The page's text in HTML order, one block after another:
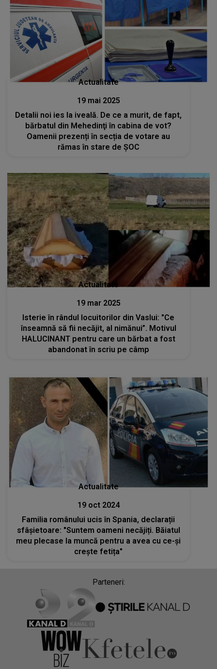
Actualitate
19 mai 2025
Detalii noi ies la iveală. De ce a murit, de fapt,
bărbatul din Mehedinţi în cabina de vot?
Oamenii prezenți în secția de votare au
rămas în stare de ȘOC
Actualitate
19 mar 2025
Isterie în rândul locuitorilor din Vaslui: "Ce
înseamnă să fii necăjit, al nimănui”. Motivul
HALUCINANT pentru care un bărbat a fost
abandonat în scriu pe câmp
Actualitate
19 oct 2024
Familia românului ucis în Spania, declarații
sfâșietoare: "Suntem oameni necăjiți. Băiatul
meu plecase la muncă pentru a avea cu ce-și
crește fetița"
Parteneri: